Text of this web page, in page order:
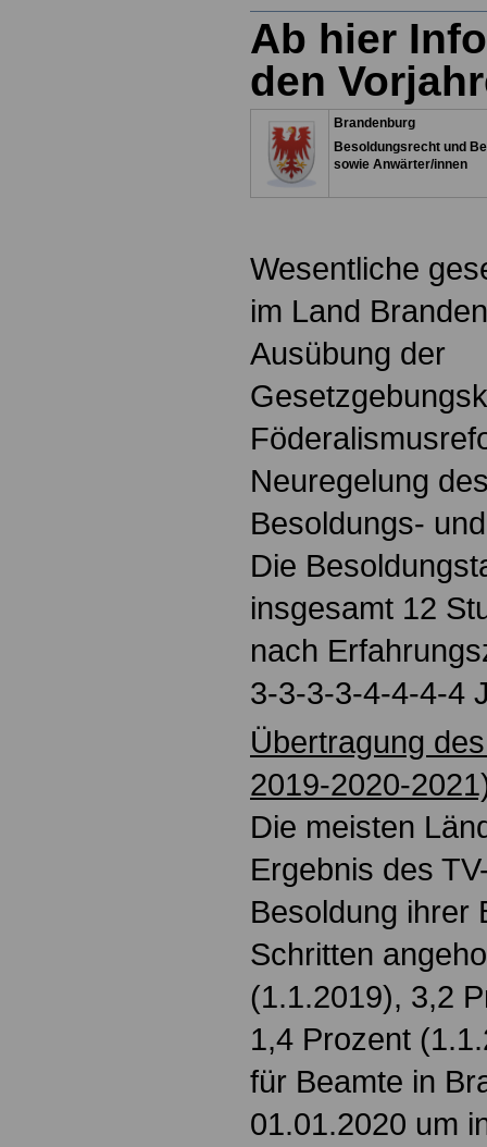
Ab hier
den
Brandenburg
Besoldungsrecht und
sowie Anwärter/innen
Wesentliche
im Land
Ausübung der
Neuregelung
Besoldungs-
Die
insgesamt 12
nach
3-3-3-3-4-4-4-4
Übertragung
2019-2020-
Die meisten
Ergebnis des
Besoldung ihrer
Schritten
(1.1.2019), 3,2
1,4 Prozent
für Beamte in
01.01.2020 um